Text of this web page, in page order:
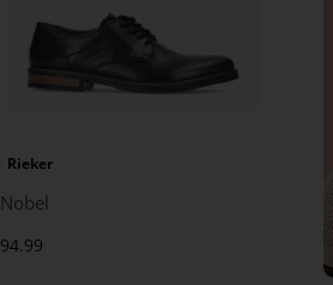
Rieker
Nobel
94.99